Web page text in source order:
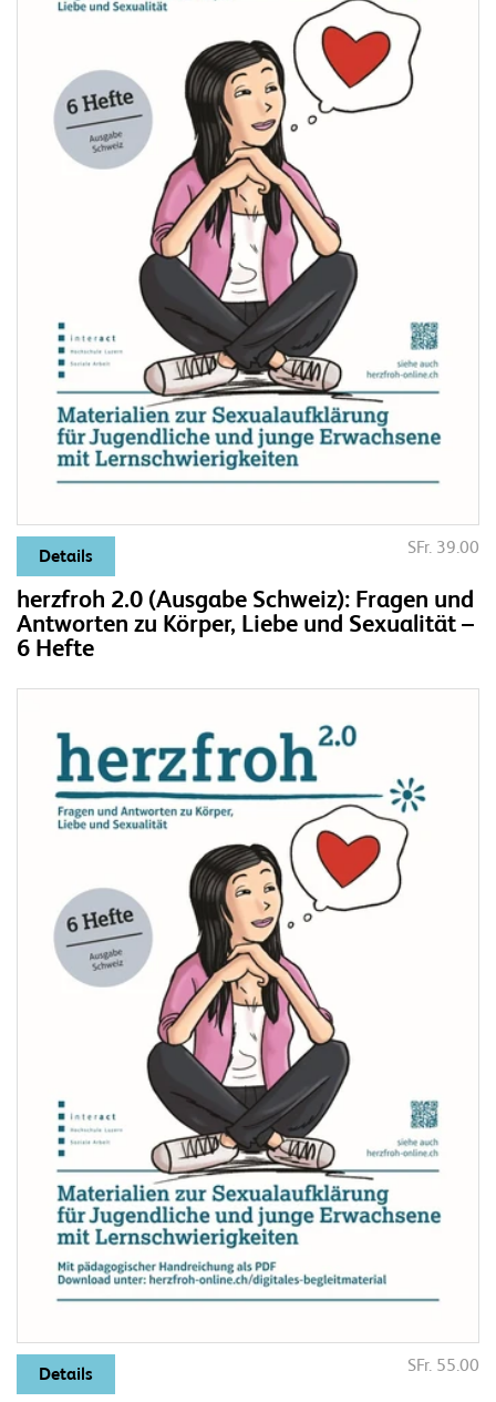
Details SFr. 39.00
herzfroh 2.0 (Ausgabe Schweiz): Fragen und
Antworten zu Körper, Liebe und Sexualität –
6 Hefte
Details SFr. 55.00